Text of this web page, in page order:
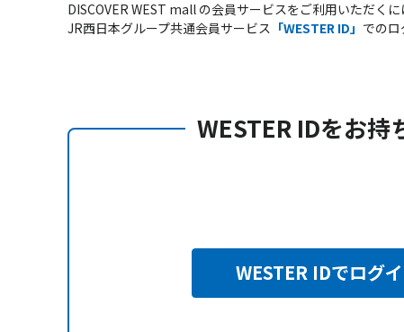
DISCOVER WEST mall の会員サービスをご利用いただくに
JR西日本グループ共通会員サービス 「WESTER ID」 でのロ
WESTER IDをお持
WESTER IDでログ